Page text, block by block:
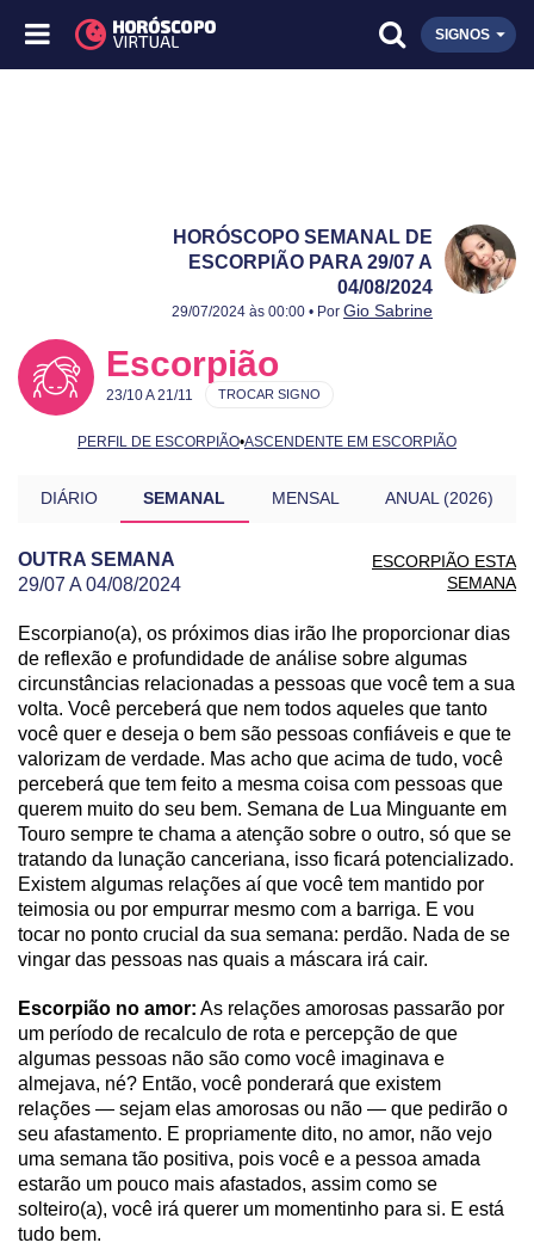
SIGNOS
HORÓSCOPO SEMANAL DE
ESCORPIÃO PARA 29/07 A
04/08/2024
Publicado:
29/07 a 04/08/2024
Atualizado:
29/07 a 04/08/2024
29/07/2024 às 00:00 • Por Gio Sabrine
Escorpião
23/10 A 21/11
PERFIL DE ESCORPIÃO•ASCENDENTE EM ESCORPIÃO
TROCAR SIGNO
DIÁRIO SEMANAL MENSAL ANUAL (2026)
OUTRA SEMANA
29/07 A 04/08/2024
ESCORPIÃO ESTA
SEMANA
PREVISÃO DE ESCORPIÃO PARA OUTRA
Escorpiano(a), os próximos dias irão lhe proporcionar dias
de reflexão e profundidade de análise sobre algumas
circunstâncias relacionadas a pessoas que você tem a sua
volta. Você perceberá que nem todos aqueles que tanto
você quer e deseja o bem são pessoas confiáveis e que te
valorizam de verdade. Mas acho que acima de tudo, você
perceberá que tem feito a mesma coisa com pessoas que
querem muito do seu bem. Semana de Lua Minguante em
Touro sempre te chama a atenção sobre o outro, só que se
tratando da lunação canceriana, isso ficará potencializado.
Existem algumas relações aí que você tem mantido por
teimosia ou por empurrar mesmo com a barriga. E vou
tocar no ponto crucial da sua semana: perdão. Nada de se
vingar das pessoas nas quais a máscara irá cair.
Escorpião no amor: As relações amorosas passarão por
um período de recalculo de rota e percepção de que
algumas pessoas não são como você imaginava e
almejava, né? Então, você ponderará que existem
relações — sejam elas amorosas ou não — que pedirão o
seu afastamento. E propriamente dito, no amor, não vejo
uma semana tão positiva, pois você e a pessoa amada
estarão um pouco mais afastados, assim como se
solteiro(a), você irá querer um momentinho para si. E está
tudo bem.